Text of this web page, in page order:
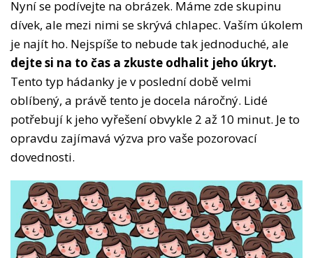
Nyní se podívejte na obrázek. Máme zde skupinu
dívek, ale mezi nimi se skrývá chlapec. Vaším úkolem
je najít ho. Nejspíše to nebude tak jednoduché, ale
dejte si na to čas a zkuste odhalit jeho úkryt.
Tento typ hádanky je v poslední době velmi
oblíbený, a právě tento je docela náročný. Lidé
potřebují k jeho vyřešení obvykle 2 až 10 minut. Je to
opravdu zajímavá výzva pro vaše pozorovací
dovednosti.